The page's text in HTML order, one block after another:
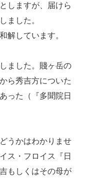
しますが、届けら
ました。
解しています。
ました。賤ヶ岳の
ら秀吉方についた
った（『多聞院日
うかはわかりませ
ス・フロイス『日
もしくはその母が